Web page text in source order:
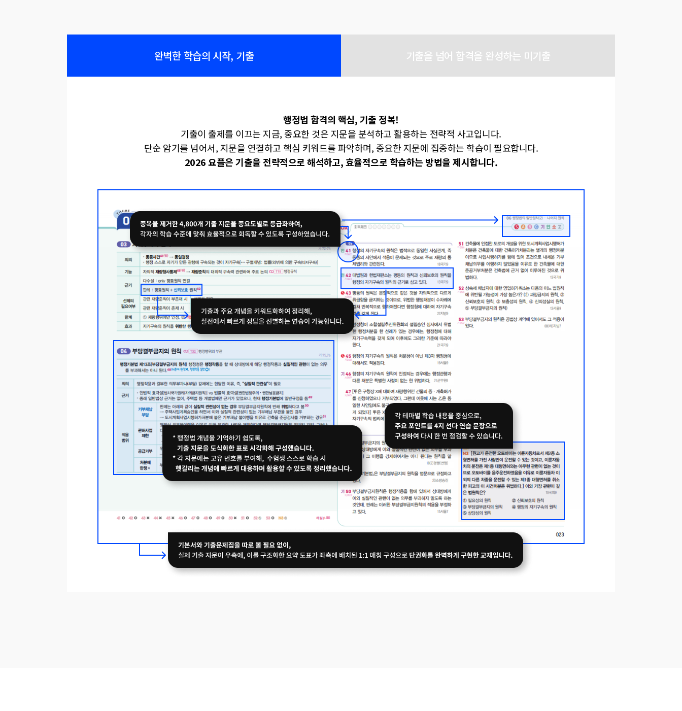
완벽한 학습의 시작, 기출 기출을 넘어 합격을 완성하는 미기출
행정법 합격의 핵심, 기출 정복!
기출이 출제를 이끄는 지금, 중요한 것은 지문을 분석하고활용하는 전략적 사고입니다.
단순 암기를 넘어서, 지문을 연결하고 핵심 키워드를 파악하며, 중요한 지문에 집중하는 학습이 필요합니다.
2026 요플은 기출을 전략적으로 해석하고,효율적으로 학습하는 방법을 제시합니다.